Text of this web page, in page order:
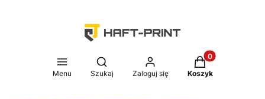
Menu
Otwórz wyszukiwarkę
Szukaj Zaloguj się
Produkty w
Koszyk